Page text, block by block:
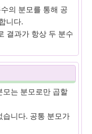
의 분모를 통해 공
니다.
결과가 항상 두 분수
모는 분모로만 곱할
습니다. 공통 분모가